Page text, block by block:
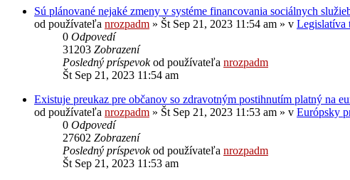
Sú plánované nejaké zmeny v systéme financovania sociálnych
od používateľa nrozpadm » Št Sep 21, 2023 11:54 am » v Legislatíva
0 Odpovedí
31203 Zobrazení
Posledný príspevokod používateľa nrozpadm
Št Sep 21, 2023 11:54 am
Existuje preukaz pre občanov so zdravotným postihnutím platný na
od používateľa nrozpadm » Št Sep 21, 2023 11:53 am » v Európsky
0 Odpovedí
27602 Zobrazení
Posledný príspevokod používateľa nrozpadm
Št Sep 21, 2023 11:53 am